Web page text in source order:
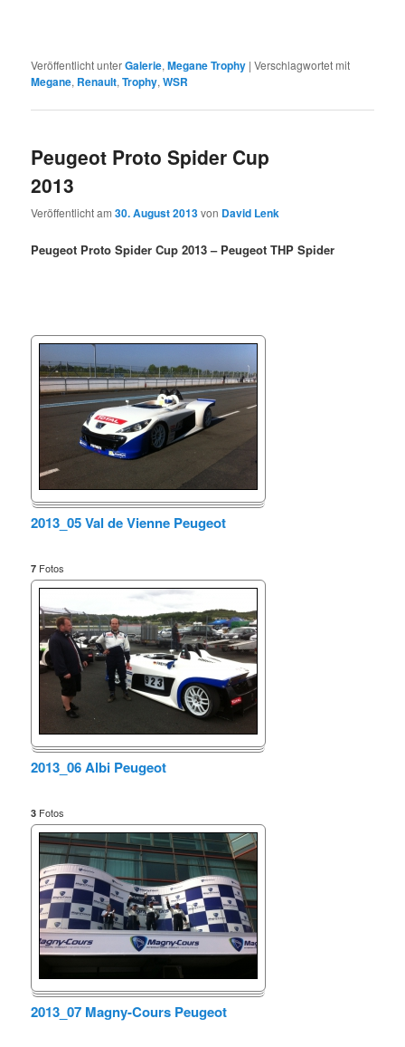
Veröffentlicht unterGalerie,Megane Trophy |Verschlagwortet mit
Megane, Renault,Trophy,WSR
Peugeot Proto Spider Cup
2013
Veröffentlicht am30. August 2013von David Lenk
Peugeot Proto Spider Cup 2013 – Peugeot THP Spider
2013_05 Val de Vienne Peugeot
7 Fotos
2013_06 Albi Peugeot
3 Fotos
2013_07 Magny-Cours Peugeot